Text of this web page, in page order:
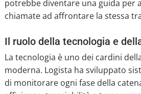
potrebbe diventare una guida per
chiamate ad affrontare la stessa
Il ruolo della tecnologia e
La tecnologia è uno dei cardini
moderna. Logista ha sviluppato
di monitorare ogni fase della